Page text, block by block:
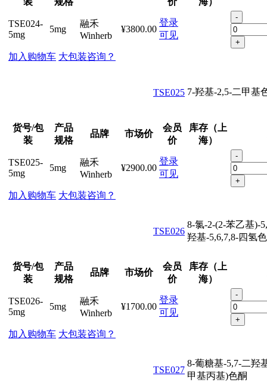
TSE024-
5mg
5mg
融禾
Winherb
¥3800.00
登录
可见
-
+
加入购物车 大包装咨询？
TSE025 7-羟基-2,5-二甲基
货号/包
装
产品
规格
品牌 市场价
会员
价
库存（上
海）
TSE025-
5mg
5mg
融禾
Winherb
¥2900.00
登录
可见
-
+
加入购物车 大包装咨询？
TSE026
8-氯-2-(2-苯乙基)-
羟基-5,6,7,8-四氢
货号/包
装
产品
规格
品牌 市场价
会员
价
库存（上
海）
TSE026-
5mg
5mg
融禾
Winherb
¥1700.00
登录
可见
-
+
加入购物车 大包装咨询？
TSE027
8-葡糖基-5,7-二羟
甲基丙基)色酮